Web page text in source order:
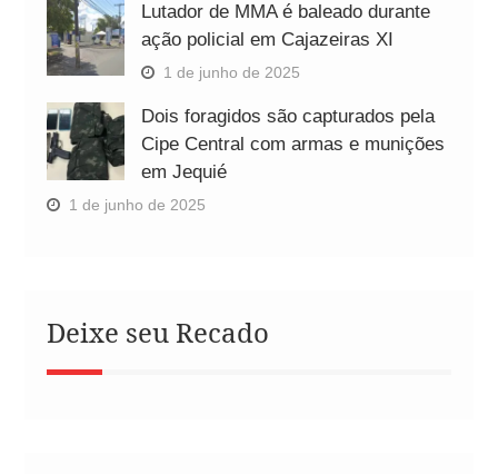
Lutador de MMA é baleado durante
ação policial em Cajazeiras XI
1 de junho de 2025
Dois foragidos são capturados pela
Cipe Central com armas e munições
em Jequié
1 de junho de 2025
Deixe seu Recado